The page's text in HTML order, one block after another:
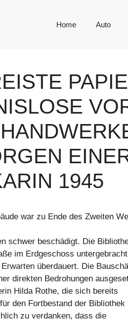
Home Auto
1945
war zu Ende des Zweiten
schwer beschädigt. Die
im Erdgeschoss
überdauert. Die
direkten Bedrohungen
Hilda Rothe, die sich bereits
den Fortbestand der Bibliothek
zu verdanken, dass die